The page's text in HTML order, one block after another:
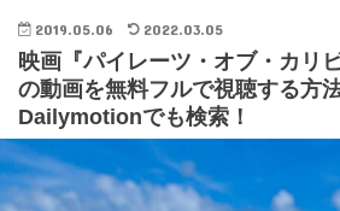
2019.05.06 2022.03.05
映画『パイレーツ・オブ・カリ
の動画を無料フルで視聴する方
Dailymotionでも検索！